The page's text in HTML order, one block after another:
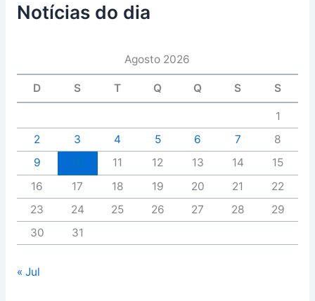
Notícias do dia
Agosto 2026
D S T Q Q S S
1
2
3 4 5 6 7
8
9
11 12 13 14
15
16
17 18 19 20 21
22
23
24 25 26 27 28
29
30
31
« Jul